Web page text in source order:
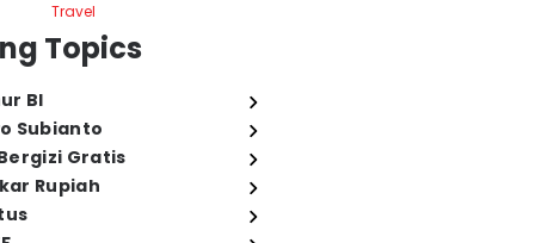
Travel
Topics
BI
Subianto
Gratis
Rupiah